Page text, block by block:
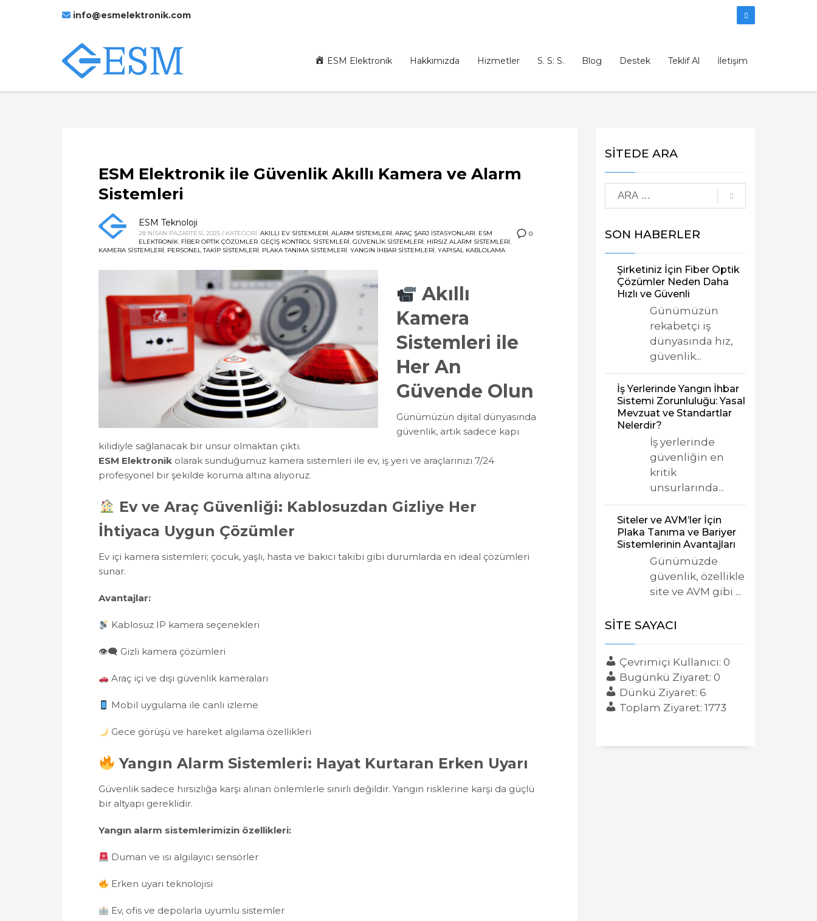
info@esmelektronik.com
ESM Elektronik Hakkımızda Hizmetler S. S: S. Blog Destek Teklif Al İletişim
ESM Elektronik ile Güvenlik Akıllı Kamera ve Alarm
Sistemleri
0
ESM Teknoloji
28 NISAN PAZARTESI, 2025 / KATEGORİ: AKILLI EV SISTEMLERI, ALARM SISTEMLERI, ARAÇ ŞARJ İSTASYONLARI, ESM
ELEKTRONIK, FIBER OPTIK ÇÖZÜMLER, GEÇIŞ KONTROL SISTEMLERI, GÜVENLIK SISTEMLERI, HIRSIZ ALARM SISTEMLERI,
KAMERA SISTEMLERI, PERSONEL TAKIP SISTEMLERI, PLAKA TANIMA SISTEMLERI, YANGIN İHBAR SISTEMLERI, YAPISAL KABLOLAMA
Akıllı
Kamera
Sistemleri ile
Her An
Güvende Olun
Günümüzün dijital dünyasında
güvenlik, artık sadece kapı
kilidiyle sağlanacak bir unsur olmaktan çıktı.
ESM Elektronik olarak sunduğumuz kamera sistemleri ile ev, iş yeri ve araçlarınızı 7/24
profesyonel bir şekilde koruma altına alıyoruz.
Ev ve Araç Güvenliği: Kablosuzdan Gizliye Her
İhtiyaca Uygun Çözümler
Ev içi kamera sistemleri; çocuk, yaşlı, hasta ve bakıcı takibi gibi durumlarda en ideal çözümleri
sunar.
Avantajlar:
Kablosuz IP kamera seçenekleri
👁‍🗨 Gizli kamera çözümleri
Araç içi ve dışı güvenlik kameraları
Mobil uygulama ile canlı izleme
Gece görüşü ve hareket algılama özellikleri
Yangın Alarm Sistemleri: Hayat Kurtaran Erken Uyarı
Güvenlik sadece hırsızlığa karşı alınan önlemlerle sınırlı değildir. Yangın risklerine karşı da güçlü
bir altyapı gereklidir.
Yangın alarm sistemlerimizin özellikleri:
Duman ve ısı algılayıcı sensörler
Erken uyarı teknolojisi
Ev, ofis ve depolarla uyumlu sistemler
SİTEDE ARA
SON HABERLER
Şirketiniz İçin Fiber Optik
Çözümler Neden Daha
Hızlı ve Güvenli
Günümüzün
rekabetçi iş
dünyasında hız,
güvenlik...
İş Yerlerinde Yangın İhbar
Sistemi Zorunluluğu: Yasal
Mevzuat ve Standartlar
Nelerdir?
İş yerlerinde
güvenliğin en
kritik
unsurlarında...
Siteler ve AVM’ler İçin
Plaka Tanıma ve Bariyer
Sistemlerinin Avantajları
Günümüzde
güvenlik, özellikle
site ve AVM gibi ...
SITE SAYACI
Çevrimiçi Kullanıcı: 0
Bugünkü Ziyaret: 0
Dünkü Ziyaret: 6
Toplam Ziyaret: 1773